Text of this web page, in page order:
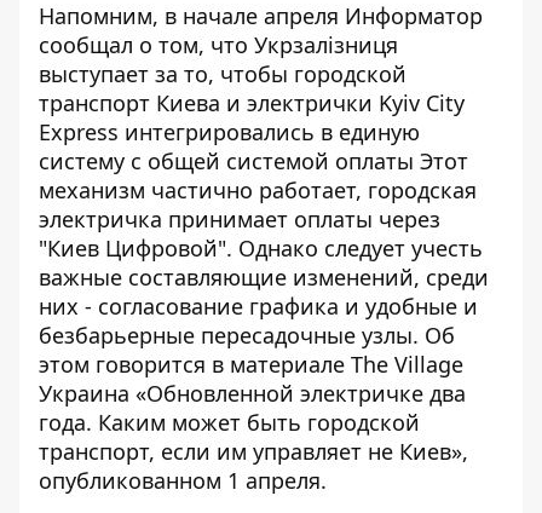
Напомним, в начале апреля Информатор
сообщал о том, что Укрзалізниця
выступает за то, чтобы городской
транспорт Киева и электрички Kyiv City
Express интегрировались в единую
систему с общей системой оплаты Этот
механизм частично работает, городская
электричка принимает оплаты через
"Киев Цифровой". Однако следует учесть
важные составляющие изменений, среди
них - согласование графика и удобные и
безбарьерные пересадочные узлы. Об
этом говорится в материале The Village
Украина «Обновленной электричке два
года. Каким может быть городской
транспорт, если им управляет не Киев»,
опубликованном 1 апреля.